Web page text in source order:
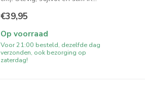
€39,95
Op voorraad
Voor 21:00 besteld, dezelfde dag
verzonden, ook bezorging op
zaterdag!